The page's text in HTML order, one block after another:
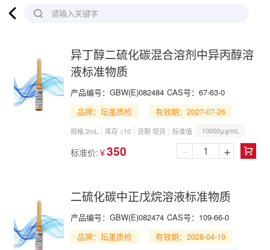
 请输入关键字
异丁醇二硫化碳混合溶剂中异丙醇溶
液标准物质
产品编号： GBW(E)082484 CAS号： 67-63-0
品牌：坛墨质检
有效期：2027-07-26
规格 2mL 库存 ≥10 货期 现货 标准值 10000μg/mL
标准价: ￥350 
- +
二硫化碳中正戊烷溶液标准物质
产品编号： GBW(E)082474 CAS号： 109-66-0
品牌：坛墨质检
有效期：2028-04-19